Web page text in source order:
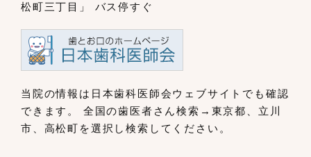
松町三丁目」 バス停すぐ
当院の情報は日本歯科医師会ウェブサイト でも確認
できます。
全国の歯医者さん検索→東京都、立川
市、 高松町を選択し検索してください。